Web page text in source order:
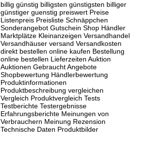
billig günstig billigsten günstigsten billiger
günstiger guenstig preiswert Preise
Listenpreis Preisliste Schnäppchen
Sonderangebot Gutschein Shop Händler
Marktplätze Kleinanzeigen Versandhandel
Versandhäuser versand Versandkosten
direkt bestellen online kaufen Bestellung
online bestellen Lieferzeiten Auktion
Auktionen Gebraucht Angebote
Shopbewertung Händlerbewertung
Produktinformationen
Produktbeschreibung vergleichen
Vergleich Produktvergleich Tests
Testberichte Testergebnisse
Erfahrungsberichte Meinungen von
Verbrauchern Meinung Rezension
Technische Daten Produktbilder